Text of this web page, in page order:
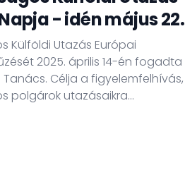
- idén május 22.
Külföldi Utazás Európai
2025. április 14-én fogadta
Tanács. Célja a figyelemfelhívás,
polgárok utazásaikra